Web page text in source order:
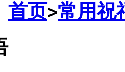
首页>常用祝